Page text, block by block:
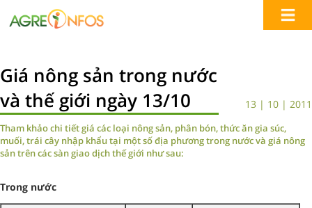
Giá nông sản trong nước
và thế giới ngày 13/10
13 | 10 | 2011
Tham khảo chi tiết giá các loại nông sản, phân bón, thức ăn gia súc,
muối, trái cây nhập khẩu tại một số địa phương trong nước và giá nông
sản trên các sàn giao dịch thế giới như sau:
Trong nước